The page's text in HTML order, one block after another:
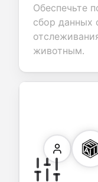
Обеспечьте
сбор данных
животным.